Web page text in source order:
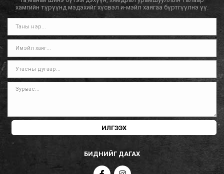
хамгийн түрүүнд мэдэхийг хүсвэл и-мэйл хаягаа бүртгүүлнэ үү.
ИЛГЭЭХ
БИДНИЙГ ДАГАХ